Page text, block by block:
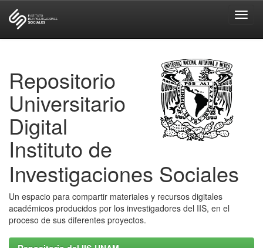
Repositorio
Universitario
Digital
Instituto de
Investigaciones Sociales
Un espacio para compartir materiales y recursos digitales
académicos producidos por los investigadores del IIS, en el
proceso de sus diferentes proyectos.